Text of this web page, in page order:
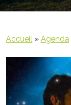
Accueil » Agenda